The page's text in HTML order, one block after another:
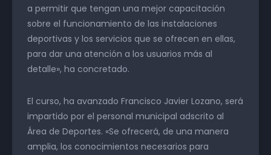
a permitir que tengan una mejor capacitación
sobre el funcionamiento de las instalaciones
deportivas y los servicios que se ofrecen en ellas,
para dar una atención a los usuarios más al
detalle», ha concretado.
El curso, ha avanzado Francisco Javier Lozano, será
impartido por el personal municipal adscrito al
Área de Deportes. «Se ofrecerá, de una manera
amplia, los conocimientos necesarios para